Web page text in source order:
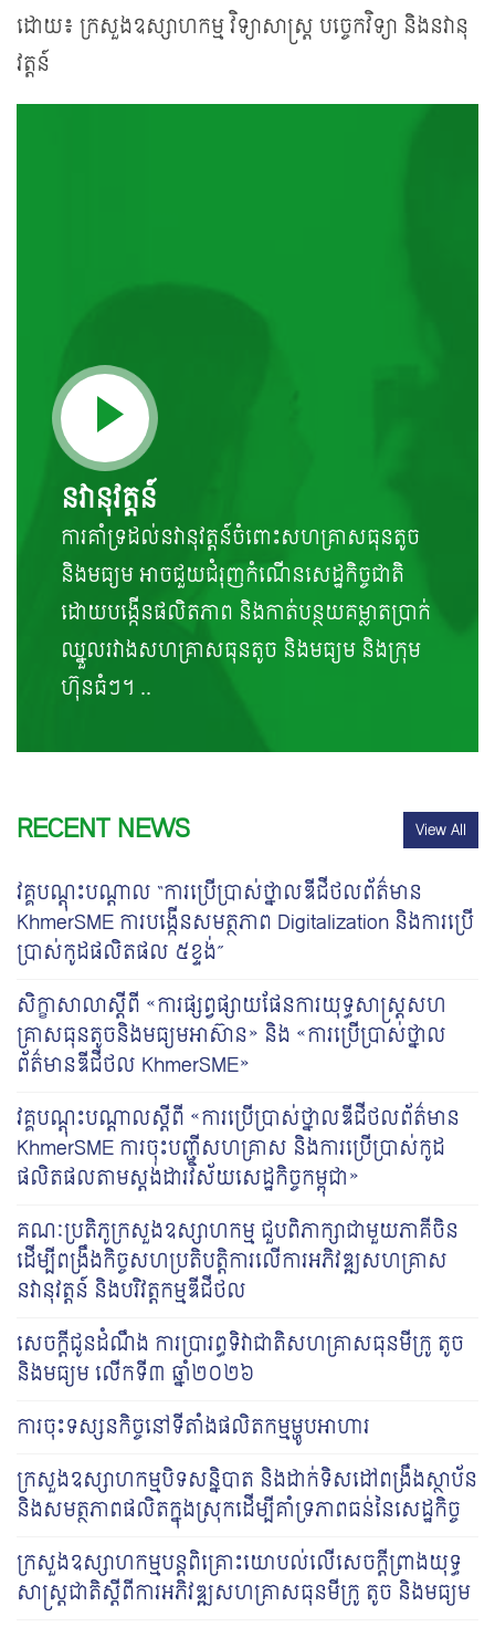
ដោយ៖ ក្រសួងឧស្សាហកម្ម វិទ្យាសាស្ត្រ បច្ចេកវិទ្យា និងនវានុ
វត្តន៍
នវានុវត្តន៍
ការគាំទ្រដល់នវានុវត្តន៍ចំពោះសហគ្រាសធុនតូច
និងមធ្យម អាចជួយជំរុញកំណើនសេដ្ឋកិច្ចជាតិ
ដោយបង្កើនផលិតភាព និងកាត់បន្ថយគម្លាតប្រាក់
ឈ្នួលរវាងសហគ្រាសធុនតូច និងមធ្យម និងក្រុម
ហ៊ុនធំៗ។ ..
RECENT NEWS View All
វគ្គបណ្តុះបណ្តាល “ការប្រើប្រាស់ថ្នាលឌីជីថលព័ត៌មាន
KhmerSME ការបង្កើនសមត្ថភាព Digitalization និងការប្រើ
ប្រាស់កូដផលិតផល ៥ខ្ទង់”
សិក្ខាសាលាស្តីពី «ការផ្សព្វផ្សាយផែនការយុទ្ធសាស្រ្តសហ
គ្រាសធុនតូចនិងមធ្យមអាស៊ាន» និង «ការប្រើប្រាស់ថ្នាល
ព័ត៌មានឌីជីថល KhmerSME»
វគ្គបណ្តុះបណ្តាលស្តីពី «ការប្រើប្រាស់ថ្នាលឌីជីថលព័ត៌មាន
KhmerSME ការចុះបញ្ជីសហគ្រាស និងការប្រើប្រាស់កូដ
ផលិតផលតាមស្តង់ដារវិស័យសេដ្ឋកិច្ចកម្ពុជា»
គណៈប្រតិភូក្រសួងឧស្សាហកម្ម ជួបពិភាក្សាជាមួយភាគីចិន
ដើម្បីពង្រឹងកិច្ចសហប្រតិបត្តិការលើការអភិវឌ្ឍសហគ្រាស
នវានុវត្តន៍ និងបរិវត្តកម្មឌីជីថល
សេចក្តីជូនដំណឹង ការប្រារព្ធទិវាជាតិសហគ្រាសធុនមីក្រូ តូច
និងមធ្យម លើកទី៣ ឆ្នាំ២០២៦
ការចុះទស្សនកិច្ចនៅទីតាំងផលិតកម្មម្ហូបអាហារ
ក្រសួងឧស្សាហកម្មបិទសន្និបាត និងដាក់ទិសដៅពង្រឹងស្ថាប័ន
និងសមត្ថភាពផលិតក្នុងស្រុកដើម្បីគាំទ្រភាពធន់នៃសេដ្ឋកិច្ច
ក្រសួង​ឧស្សាហកម្មបន្ត​​ពិគ្រោះ​យោបល់លើ​សេចក្តីព្រាងយុទ្ធ
សាស្ត្រ​ជាតិស្តីពីការអភិវឌ្ឍសហគ្រាសធុន​មីក្រូ តូច និង​មធ្យម